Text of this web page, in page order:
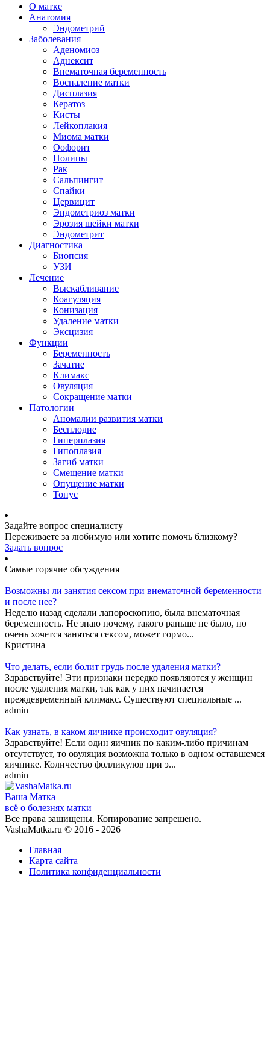
О матке
Анатомия
Эндометрий
Заболевания
Аденомиоз
Аднексит
Внематочная беременность
Воспаление матки
Дисплазия
Кератоз
Кисты
Лейкоплакия
Миома матки
Оофорит
Полипы
Рак
Сальпингит
Спайки
Цервицит
Эндометриоз матки
Эрозия шейки матки
Эндометрит
Диагностика
Биопсия
УЗИ
Лечение
Выскабливание
Коагуляция
Конизация
Удаление матки
Эксцизия
Функции
Беременность
Зачатие
Климакс
Овуляция
Сокращение матки
Патологии
Аномалии развития матки
Бесплодие
Гиперплазия
Гипоплазия
Загиб матки
Смещение матки
Опущение матки
Тонус
Задайте вопрос специалисту
Переживаете за любимую или хотите помочь близкому?
Задать вопрос
Самые горячие обсуждения
Возможны ли занятия сексом при внематочной беременности
и после нее?
Неделю назад сделали лапороскопию, была внематочная
беременность. Не знаю почему, такого раньше не было, но
очень хочется заняться сексом, может гормо...
Кристина
Что делать, если болит грудь после удаления матки?
Здравствуйте! Эти признаки нередко появляются у женщин
после удаления матки, так как у них начинается
преждевременный климакс. Существуют специальные ...
admin
Как узнать, в каком яичнике происходит овуляция?
Здравствуйте! Если один яичник по каким-либо причинам
отсутствует, то овуляция возможна только в одном оставшемся
яичнике. Количество фолликулов при э...
admin
Ваша Матка
всё о болезнях матки
Все права защищены. Копирование запрещено.
VashaMatka.ru © 2016 - 2026
Главная
Карта сайта
Политика конфиденциальности